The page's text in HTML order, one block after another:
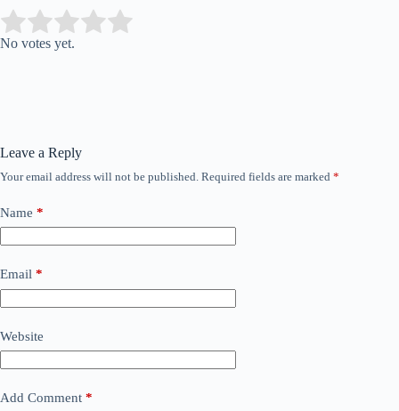
Rate this item:
No votes yet.
Leave a Reply
Your email address will not be published. Required fields are marked *
Name *
Email *
Website
Add Comment *